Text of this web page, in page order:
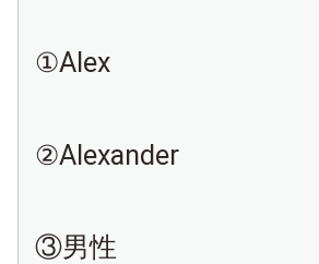
①Alex
②Alexander
③男性